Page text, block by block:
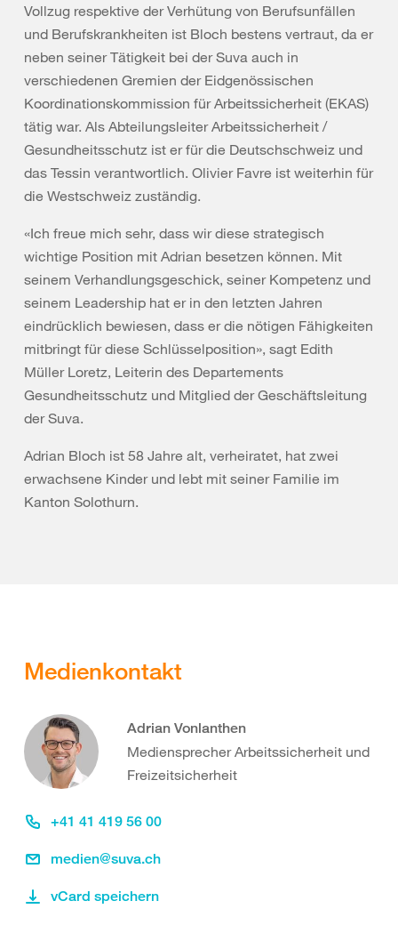
Vollzug respektive der Verhütung von Berufsunfällen
und Berufskrankheiten ist Bloch bestens vertraut, da er
neben seiner Tätigkeit bei der Suva auch in
verschiedenen Gremien der Eidgenössischen
Koordinationskommission für Arbeitssicherheit (EKAS)
tätig war. Als Abteilungsleiter Arbeitssicherheit /
Gesundheitsschutz ist er für die Deutschschweiz und
das Tessin verantwortlich. Olivier Favre ist weiterhin für
die Westschweiz zuständig.
«Ich freue mich sehr, dass wir diese strategisch
wichtige Position mit Adrian besetzen können. Mit
seinem Verhandlungsgeschick, seiner Kompetenz und
seinem Leadership hat er in den letzten Jahren
eindrücklich bewiesen, dass er die nötigen Fähigkeiten
mitbringt für diese Schlüsselposition», sagt Edith
Müller Loretz, Leiterin des Departements
Gesundheitsschutz und Mitglied der Geschäftsleitung
der Suva.
Adrian Bloch ist 58 Jahre alt, verheiratet, hat zwei
erwachsene Kinder und lebt mit seiner Familie im
Kanton Solothurn.
Medienkontakt
Adrian Vonlanthen
Mediensprecher Arbeitssicherheit und
Freizeitsicherheit
+41 41 419 56 00
medien@suva.ch
vCard speichern